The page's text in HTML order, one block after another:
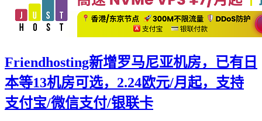
Friendhosting新增罗马尼亚机房，已有日
本等13机房可选，2.24欧元/月起，支持
支付宝/微信支付/银联卡